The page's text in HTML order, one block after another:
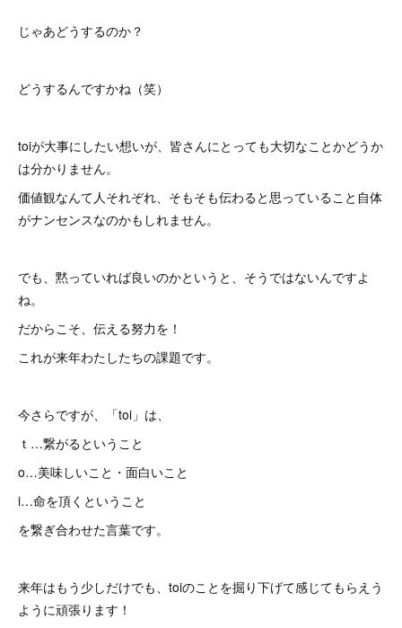
じゃあどうするのか？
どうするんですかね（笑）
toiが大事にしたい想いが、皆さんにとっても大切なことかどうか
は分かりません。
価値観なんて人それぞれ、そもそも伝わると思っていること自体
がナンセンスなのかもしれません。
でも、黙っていれば良いのかというと、そうではないんですよ
ね。
だからこそ、伝える努力を！
これが来年わたしたちの課題です。
今さらですが、「toi」は、
ｔ…繋がるということ
o…美味しいこと・面白いこと
i…命を頂くということ
を繋ぎ合わせた言葉です。
来年はもう少しだけでも、toiのことを掘り下げて感じてもらえう
ように頑張ります！